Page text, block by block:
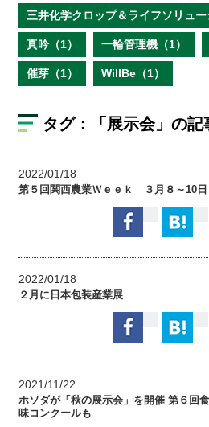
三井化学クロップ＆ライフソリュー
真吟（1） 一輪管理機（1）
催芽（1） WillBe（1）
タグ： 「展示会」の記
2022/01/18
第５回関西農業Ｗｅｅｋ ３月８～10日
2022/01/18
２月に日本包装産業展
2021/11/22
ホソダが「秋の展示会」を開催 第６回食
味コンクールも